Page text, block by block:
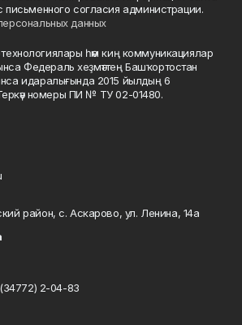
письменного согласия администрации.
данных
технологиялары һәм киң коммуникациялар
Федераль хеҙмәттең Башҡортостан
идаралығында 2015 йылдың 6
Теркәү номеры ПИ № ТУ 02-01480.
район, с. Аскарово, ул. Ленина, 14а
2-04-83